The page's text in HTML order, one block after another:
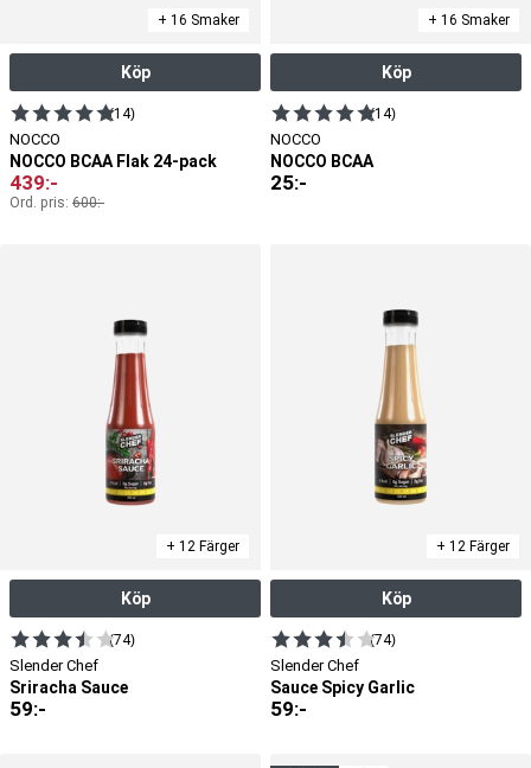
+ 16 Smaker
Köp
(14)
NOCCO
NOCCO BCAA Flak 24-pack
439:-
Ord. pris: 600:-
+ 16 Smaker
Köp
(14)
NOCCO
NOCCO BCAA
25:-
+ 12 Färger
Köp
(74)
Slender Chef
Sriracha Sauce
59:-
+ 12 Färger
Köp
(74)
Slender Chef
Sauce Spicy Garlic
59:-